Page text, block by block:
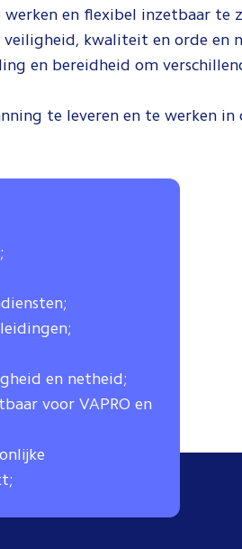
en flexibel inzetbaar te
kwaliteit en orde en
en bereidheid om
te leveren en te werken in
en netheid;
voor VAPRO en